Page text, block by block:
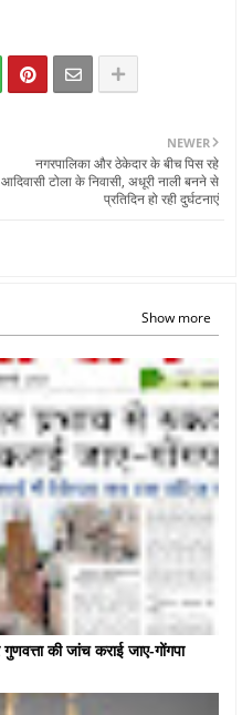
NEWER
नगरपालिका और ठेकेदार के बीच पिस रहे
आदिवासी टोला के निवासी, अधूरी नाली बनने से
प्रतिदिन हो रही दुर्घटनाएं
Show more
की जांच कराई जाए-गोंगपा